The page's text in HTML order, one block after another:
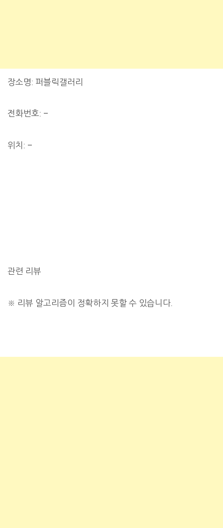
장소명: 퍼블릭갤러리
전화번호: –
위치: –
관련 리뷰
※ 리뷰 알고리즘이 정확하지 못할 수 있습니다.